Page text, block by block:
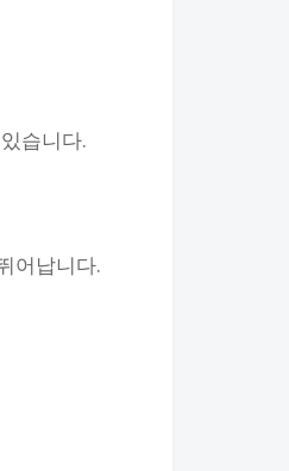
습니다.
어납니다.